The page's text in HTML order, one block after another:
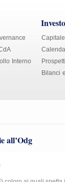
Interno
Bilanci
all’Odg